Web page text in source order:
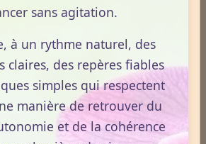
les signes en détails (scroller
– Les mécanismes
du corps face aux variations de
sommeil
– Le rôle du cycle
dans la régulation hormonale et
sans agitation.
à un rythme naturel, des
claires, des repères fiables
simples qui respectent
manière de retrouver du
et de la cohérence